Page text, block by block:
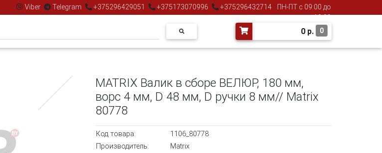
Viber Telegram +375296429051 +375173070996 +375296432714
ПН-ПТ с 09:00 до
18:00
0 р. 0
MATRIX Валик в сборе ВЕЛЮР, 180 мм,
ворс 4 мм, D 48 мм, D ручки 8 мм// Matrix
80778
Код товара:
1106_80778
Производитель:
Matrix